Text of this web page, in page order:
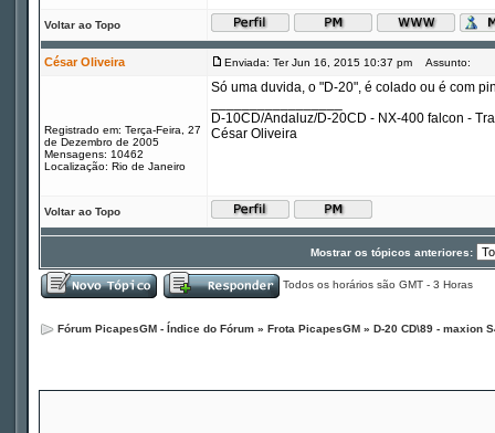
Voltar ao Topo
César Oliveira Enviada: Ter Jun 16, 2015 10:37 pm Assunto:
Registrado em: Terça-Feira, 27
de Dezembro de 2005
Mensagens: 10462
Localização: Rio de Janeiro
Só uma duvida, o "D-20", é colado ou é com
D-10CD/Andaluz/D-20CD - NX-400 falcon -
César Oliveira
Voltar ao Topo
Mostrar os tópicos anteriores:
Todos os horários são GMT - 3 Horas
Fórum PicapesGM - Índice do Fórum » Frota PicapesGM » D-20 CD\89 - maxion